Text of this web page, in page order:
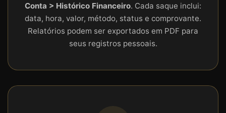
Conta > Histórico Financeiro. Cada saque inclui:
data, hora, valor, método, status e comprovante.
Relatórios podem ser exportados em PDF para
seus registros pessoais.